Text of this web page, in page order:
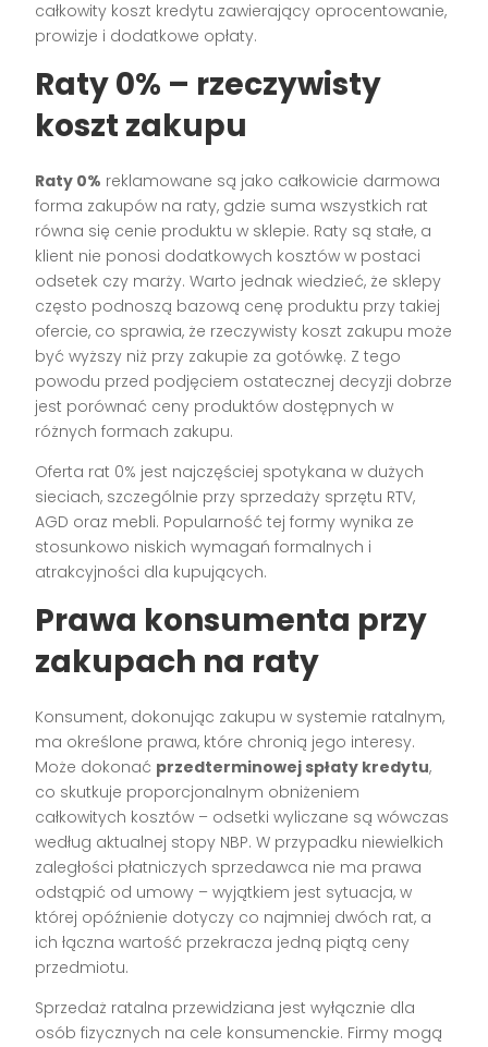
całkowity koszt kredytu zawierający oprocentowanie,
prowizje i dodatkowe opłaty.
Raty 0% – rzeczywisty
koszt zakupu
Raty 0% reklamowane są jako całkowicie darmowa
forma zakupów na raty, gdzie suma wszystkich rat
równa się cenie produktu w sklepie. Raty są stałe, a
klient nie ponosi dodatkowych kosztów w postaci
odsetek czy marży. Warto jednak wiedzieć, że sklepy
często podnoszą bazową cenę produktu przy takiej
ofercie, co sprawia, że rzeczywisty koszt zakupu może
być wyższy niż przy zakupie za gotówkę. Z tego
powodu przed podjęciem ostatecznej decyzji dobrze
jest porównać ceny produktów dostępnych w
różnych formach zakupu.
Oferta rat 0% jest najczęściej spotykana w dużych
sieciach, szczególnie przy sprzedaży sprzętu RTV,
AGD oraz mebli. Popularność tej formy wynika ze
stosunkowo niskich wymagań formalnych i
atrakcyjności dla kupujących.
Prawa konsumenta przy
zakupach na raty
Konsument, dokonując zakupu w systemie ratalnym,
ma określone prawa, które chronią jego interesy.
Może dokonać przedterminowej spłaty kredytu,
co skutkuje proporcjonalnym obniżeniem
całkowitych kosztów – odsetki wyliczane są wówczas
według aktualnej stopy NBP. W przypadku niewielkich
zaległości płatniczych sprzedawca nie ma prawa
odstąpić od umowy – wyjątkiem jest sytuacja, w
której opóźnienie dotyczy co najmniej dwóch rat, a
ich łączna wartość przekracza jedną piątą ceny
przedmiotu.
Sprzedaż ratalna przewidziana jest wyłącznie dla
osób fizycznych na cele konsumenckie. Firmy mogą